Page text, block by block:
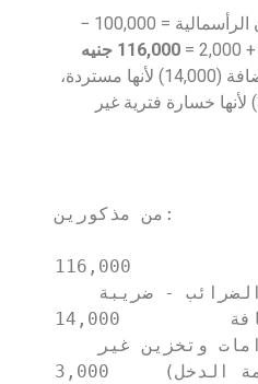
تكلفة المخزون الرأسمالية = 100,000 −
116,000 جنيه
تُستبعد ضريبة القيمة المضافة (14,000) لأنها مستردة،
وتُستبعد الغرامات (3,000) لأنها خسارة فترية غير
من مذكورين:
116,000
القيمة المضافة          14,000
عادي (قائمة الدخل)     3,000